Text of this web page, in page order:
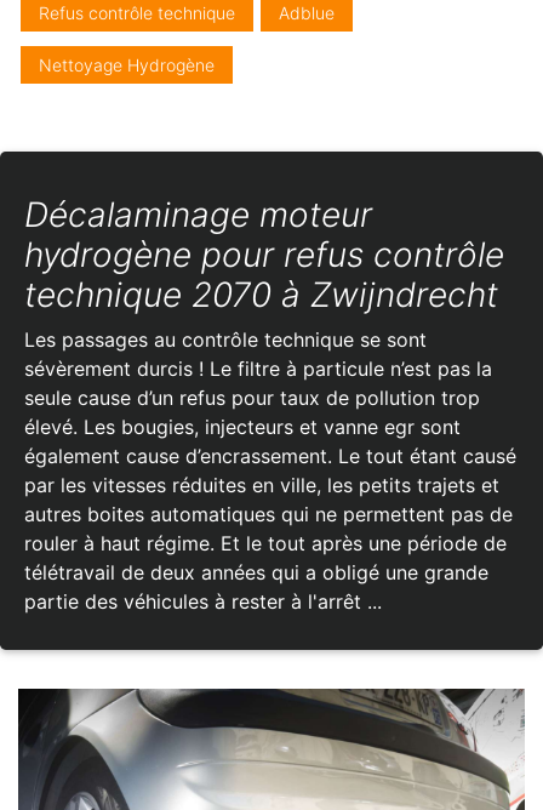
Refus contrôle technique Adblue
Nettoyage Hydrogène
Décalaminage moteur
hydrogène pour refus contrôle
technique 2070 à Zwijndrecht
Les passages au contrôle technique se sont
sévèrement durcis ! Le filtre à particule n’est pas la
seule cause d’un refus pour taux de pollution trop
élevé. Les bougies, injecteurs et vanne egr sont
également cause d’encrassement. Le tout étant causé
par les vitesses réduites en ville, les petits trajets et
autres boites automatiques qui ne permettent pas de
rouler à haut régime. Et le tout après une période de
télétravail de deux années qui a obligé une grande
partie des véhicules à rester à l'arrêt ...